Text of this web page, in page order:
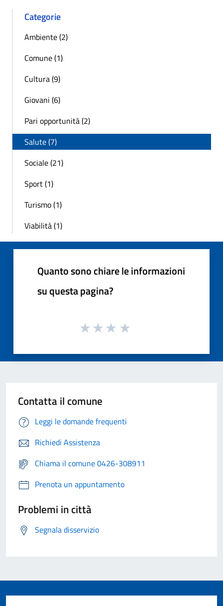
Categorie
Ambiente (2)
Comune (1)
Cultura (9)
Giovani (6)
Pari opportunità (2)
Salute (7)
Sociale (21)
Sport (1)
Turismo (1)
Viabilità (1)
Quanto sono chiare le informazioni
su questa pagina?
Contatta il comune
Leggi le domande frequenti
Richiedi Assistenza
Chiama il comune 0426-308911
Prenota un appuntamento
Problemi in città
Segnala disservizio